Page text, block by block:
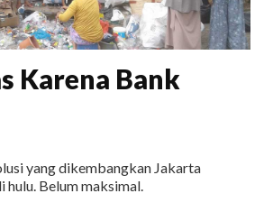
Karena Bank
yang dikembangkan Jakarta
hulu. Belum maksimal.